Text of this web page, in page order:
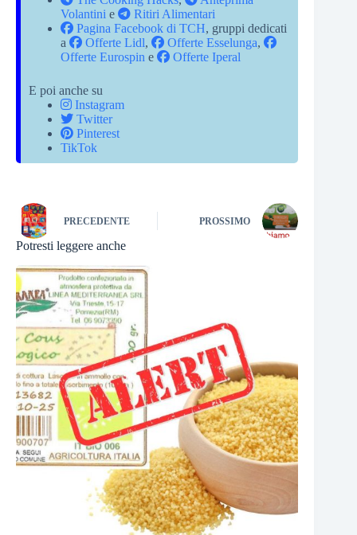
Volantini e
Ritiri Alimentari
Pagina Facebook di TCH, gruppi dedicati
a
Offerte Lidl, Offerte Esselunga,
Offerte Eurospin e Offerte Iperal
E poi anche su
Instagram
Twitter
Pinterest
TikTok
PRECEDENTE PROSSIMO
Potresti leggere anche